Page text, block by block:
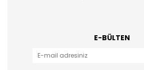
E-BÜLTEN